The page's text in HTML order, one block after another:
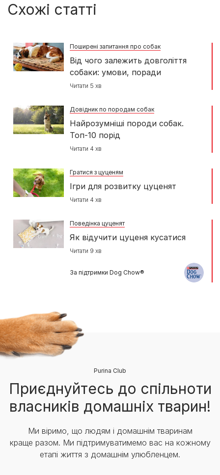
Схожі статті
Поширені запитання про собак
Від чого залежить довголіття
собаки: умови, поради
Читати 5 хв
Довідник по породам собак
Найрозумніші породи собак.
Топ-10 порід
Читати 4 хв
Гратися з цуценям
Ігри для розвитку цуценят
Читати 4 хв
Поведінка цуценят
Як відучити цуценя кусатися
Читати 9 хв
За підтримки Dog Chow®
Purina Club
Приєднуйтесь до спільноти
власників домашніх тварин!
Ми віримо, що людям і домашнім тваринам
краще разом. Ми підтримуватимемо вас на кожному
етапі життя з домашнім улюбленцем.